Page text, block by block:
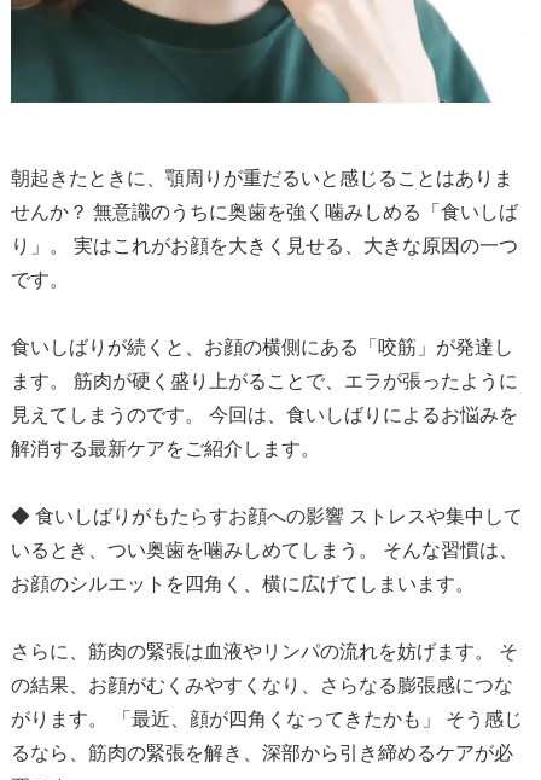
朝起きたときに、顎周りが重だるいと感じることはありま
せんか？ 無意識のうちに奥歯を強く噛みしめる「食いしば
り」。 実はこれがお顔を大きく見せる、大きな原因の一つ
です。
食いしばりが続くと、お顔の横側にある「咬筋」が発達し
ます。 筋肉が硬く盛り上がることで、エラが張ったように
見えてしまうのです。 今回は、食いしばりによるお悩みを
解消する最新ケアをご紹介します。
◆ 食いしばりがもたらすお顔への影響 ストレスや集中して
いるとき、つい奥歯を噛みしめてしまう。 そんな習慣は、
お顔のシルエットを四角く、横に広げてしまいます。
さらに、筋肉の緊張は血液やリンパの流れを妨げます。 そ
の結果、お顔がむくみやすくなり、さらなる膨張感につな
がります。 「最近、顔が四角くなってきたかも」 そう感じ
るなら、筋肉の緊張を解き、深部から引き締めるケアが必